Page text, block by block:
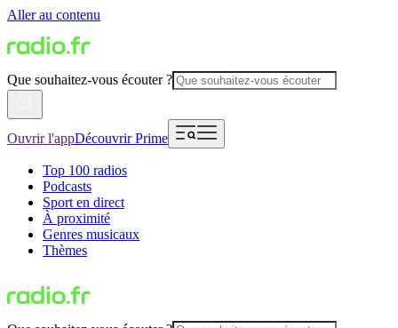
Aller au contenu
Que souhaitez-vous écouter ?
Ouvrir l'appDécouvrir Prime
Top 100 radios
Podcasts
Sport en direct
À proximité
Genres musicaux
Thèmes